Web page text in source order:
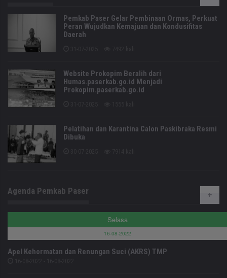
Pemkab Paser Gelar Pembinaan Ormas, Perkuat
Peran Wujudkan Kemajuan dan Kondusifitas
Daerah
Website Prokopim Beralih dari
Humas.paserkab.go.id Menjadi
Prokopim.paserkab.go.id
Pelatihan dan Karantina Calon Paskibraka Resmi
Dibuka
Agenda Pemkab Paser
Selasa
16-08-2022
Apel Kehormatan dan Renungan Suci (AKRS) TMP